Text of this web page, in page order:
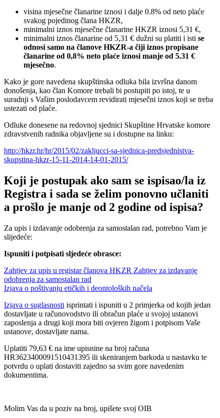
visina mjesečne članarine iznosi i dalje 0.8% od neto plaće
svakog pojedinog člana HKZR,
minimalni iznos mjesečne članarine HKZR iznosi 5,31 €,
minimalni iznos članarine od 5,31 € dužni su platiti i isti se
odnosi samo na članove HKZR-a čiji iznos propisane
članarine od 0,8% neto plaće iznosi manje od 5.31 €
mjesečno.
Kako je gore navedena skupštinska odluka bila izvršna danom
donošenja, kao član Komore trebali bi postupiti po istoj, te u
suradnji s Vašim poslodavcem revidirati mjesečni iznos koji se treba
ustezati od plaće.
Odluke donesene na redovnoj sjednici Skupštine Hrvatske komore
zdravstvenih radnika objavljene su i dostupne na linku:
http://hkzr.hr/hr/2015/02/zakljucci-sa-sjednica-predsjednistva-
skupstina-hkzr-15-11-2014-14-01-2015/
Koji je postupak ako sam se ispisao/la iz
Registra i sada se želim ponovno učlaniti
a prošlo je manje od 2 godine od ispisa?
Za upis i izdavanje odobrenja za samostalan rad, potrebno Vam je
slijedeće:
Ispuniti i potpisati sljedeće obrasce:
Zahtjev za upis u registar članova HKZR Zahtjev za izdavanje
odobrenja za samostalan rad
Izjava o poštivanju etičkih i deontoloških načela
Izjava o suglasnosti isprintati i ispuniti u 2 primjerka od kojih jedan
dostavljate u računovodstvo ili obračun plaće u svojoj ustanovi
zaposlenja a drugi koji mora biti ovjeren žigom i potpisom Vaše
ustanove, dostavljate nama.
Uplatiti 79,63 € na ime upisnine na broj računa
HR3623400091510431395 ili skeniranjem barkoda u nastavku te
potvrdu o uplati dostaviti zajedno sa svim gore navedenim
dokumentima.
Molim Vas da u poziv na broj, upišete svoj OIB